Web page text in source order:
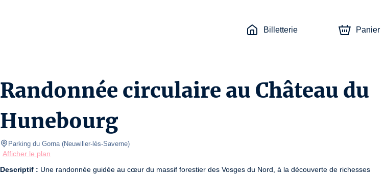
Billetterie Panier
Randonnée circulaire au Château du
Hunebourg
Parking du Gorna (Neuwiller-lès-Saverne)
Afficher le plan
Descriptif : Une randonnée guidée au cœur du massif forestier des Vosges du Nord, à la découverte de richesses